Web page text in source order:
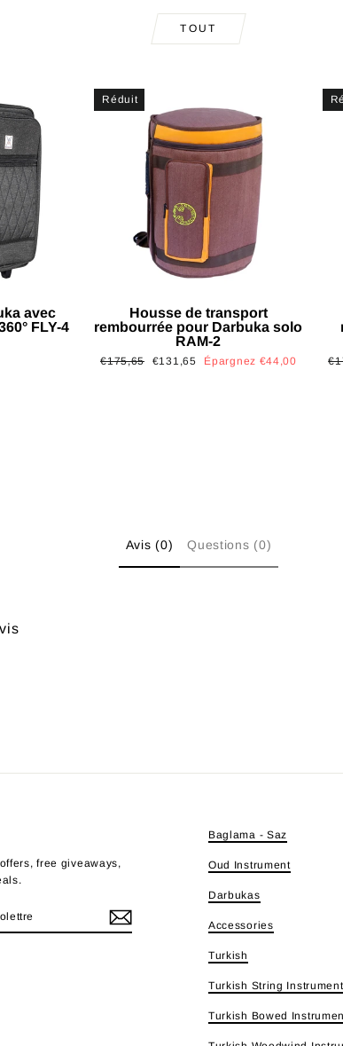
TOUT
avec
FLY-4
Réduit
Housse de transport
rembourrée pour Darbuka solo
RAM-2
Prix
€175,65
Prix
€131,65 Épargnez €44,00
Avis (0) Questions (0)
free giveaways,
Baglama - Saz
Oud Instrument
Darbukas
Accessories
Turkish
Turkish String
Turkish Bowed